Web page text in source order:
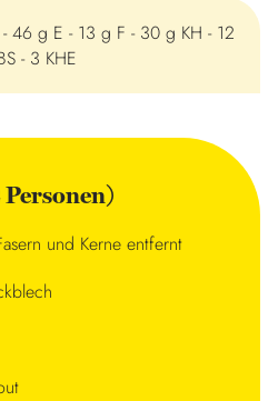
46 g E - 13 g F - 30 g KH - 12
- 3 KHE
und Kerne entfernt